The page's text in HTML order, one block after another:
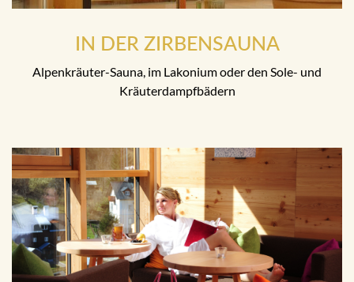
IN DER ZIRBENSAUNA
Alpenkräuter-Sauna, im Lakonium oder den Sole- und
Kräuterdampfbädern